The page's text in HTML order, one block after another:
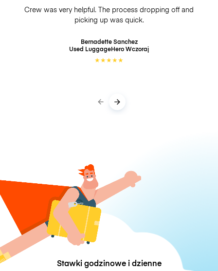
Crew was very helpful. The process dropping off and
picking up was quick.
Bernadette Sanchez
Used LuggageHeroWczoraj
★★★★★
Stawki godzinowe i dzienne